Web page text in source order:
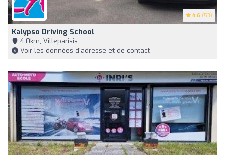
4.6 (53)
Kalypso Driving School
4,0km, Villeparisis
Voir les données d'adresse et de contact